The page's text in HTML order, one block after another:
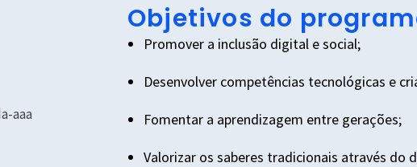
Objetivos do
Promover a inclusão digital e social;
Desenvolver competências tecnológicas e
Fomentar a aprendizagem entre gerações;
Valorizar os saberes tradicionais através do